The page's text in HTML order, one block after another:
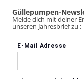
Güllepumpen-
Melde dich mit deiner
unseren Jahresbrief zu :